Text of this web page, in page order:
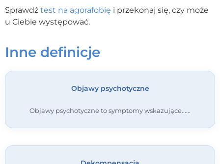
Dołącz do portalu
Sprawdź test na agorafobię i przekonaj się, czy może
u Ciebie występować.
Inne definicje
Objawy psychotyczne
Objawy psychotyczne to symptomy wskazujące...